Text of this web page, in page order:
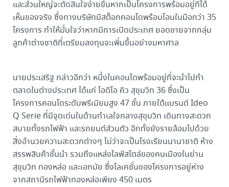
และส่วนใหญ่จะตัดสินใจง่ายขึ้นหากเป็นโครงการพร้อมอยู่ที่ได้
เห็นของจริง ซึ่งทางบริษัทมีสต็อกคอนโดพร้อมโอนในมือกว่า 35
โครงการ ทำให้มั่นใจว่าหากมีการเปิดประเทศ ยอดขายจากกลุ่ม
ลูกค้าต่างชาติที่เตรียมลงทุนจะเพิ่มขึ้นอย่างมหาศาล
นายประเสริฐ กล่าวอีกว่า หนึ่งในคอนโดพร้อมอยู่ที่จะนำไปทำ
ตลาดในต่างประเทศ ได้แก่ ไอดีโอ คิว สุขุมวิท 36 ซึ่งเป็น
โครงการคอนโดระดับพรีเมียมสูง 47 ชั้น ภายใต้แบรนด์ Ideo
Q Serie ที่มีจุดเด่นในด้านทำเลใจกลางสุขุมวิท เดินทางสะดวก
สบายทั้งรถไฟฟ้า และรถยนต์ส่วนตัว อีกทั้งยังรายล้อมไปด้วย
สิ่งอำนวยความสะดวกต่างๆ ไม่ว่าจะเป็นโรงเรียนนานาชาติ ห้าง
สรรพสินค้าชั้นนำ รวมถึงแหล่งไลฟ์สไตล์ของคนเมืองในย่าน
สุขุมวิท ทองหล่อ และเอกมัย ซึ่งโลเคชั่นของโครงการอยู่ห่าง
จากสถานีรถไฟฟ้าทองหล่อเพียง 450 เมตร